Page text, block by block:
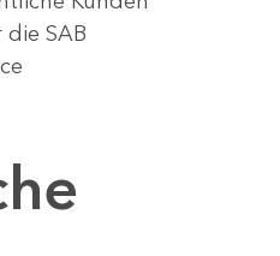
die SAB